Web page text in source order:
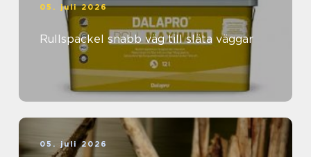
05. juli 2026
Rullspackel snabb väg till släta väggar
05. juli 2026